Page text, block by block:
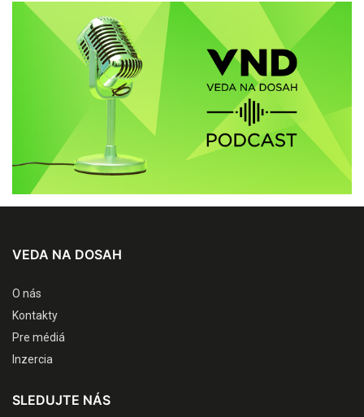
VEDA NA DOSAH
O nás
Kontakty
Pre médiá
Inzercia
SLEDUJTE NÁS